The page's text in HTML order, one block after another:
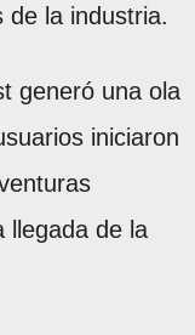
de la industria.
generó una ola
iniciaron
llegada de la